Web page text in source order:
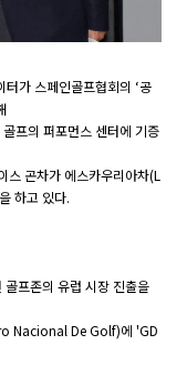
가 스페인골프협회의 ‘공
프의 퍼포먼스 센터에 기증
곤차가 에스카우리아차(L
하고 있다.
프존의 유럽 시장 진출을
Nacional De Golf)에 'GD